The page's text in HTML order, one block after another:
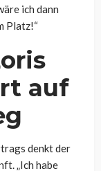
ich dann
Platz!“
auf
denkt der
„Ich habe